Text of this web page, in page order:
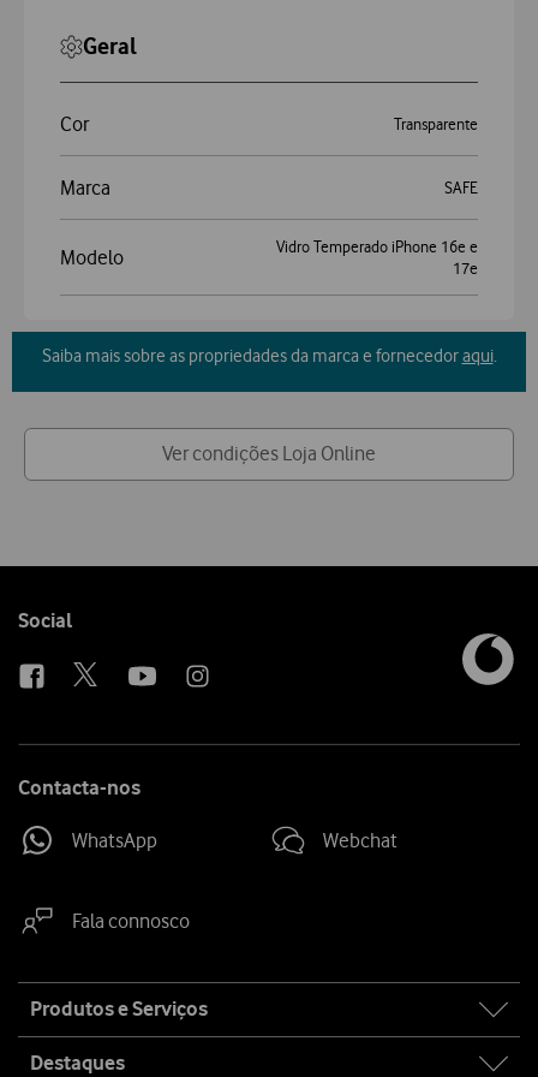
Geral
Cor Transparente
Marca SAFE
Modelo
Vidro Temperado iPhone 16e e
17e
Saiba mais sobre as propriedades da marca e fornecedoraqui.
Ver condições Loja Online
Follow
Social
Contacta-nos
WhatsApp Webchat
Fala connosco
map
Produtos e Serviços
Destaques